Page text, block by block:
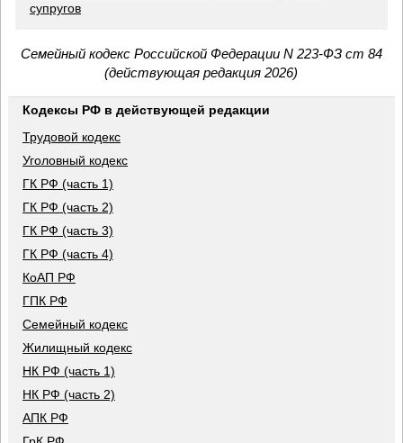
супругов
Семейный кодекс Российской Федерации N 223-ФЗ ст 84
(действующая редакция 2026)
Кодексы РФ в действующей редакции
Трудовой кодекс
Уголовный кодекс
ГК РФ (часть 1)
ГК РФ (часть 2)
ГК РФ (часть 3)
ГК РФ (часть 4)
КоАП РФ
ГПК РФ
Семейный кодекс
Жилищный кодекс
НК РФ (часть 1)
НК РФ (часть 2)
АПК РФ